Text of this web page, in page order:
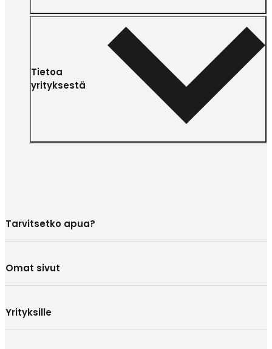
Tietoa
yrityksestä
Tarvitsetko apua?
Omat sivut
Yrityksille